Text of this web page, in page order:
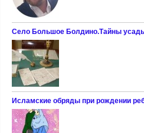
Село Большое Болдино.Тайны
Исламские обряды при рождении